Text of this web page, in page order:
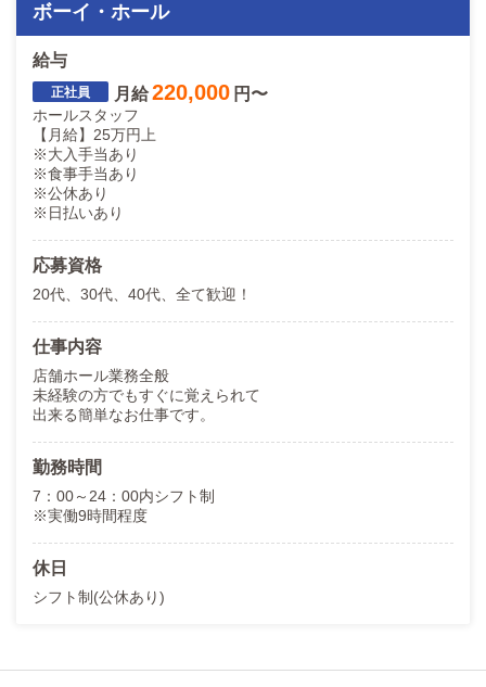
ボーイ・ホール
給与
月給220,000 円〜
ホールスタッフ
【月給】25万円上
※大入手当あり
※食事手当あり
※公休あり
※日払いあり
応募資格
20代、30代、40代、全て歓迎！
仕事内容
店舗ホール業務全般
未経験の方でもすぐに覚えられて
出来る簡単なお仕事です。
勤務時間
7：00～24：00内シフト制
※実働9時間程度
休日
シフト制(公休あり)